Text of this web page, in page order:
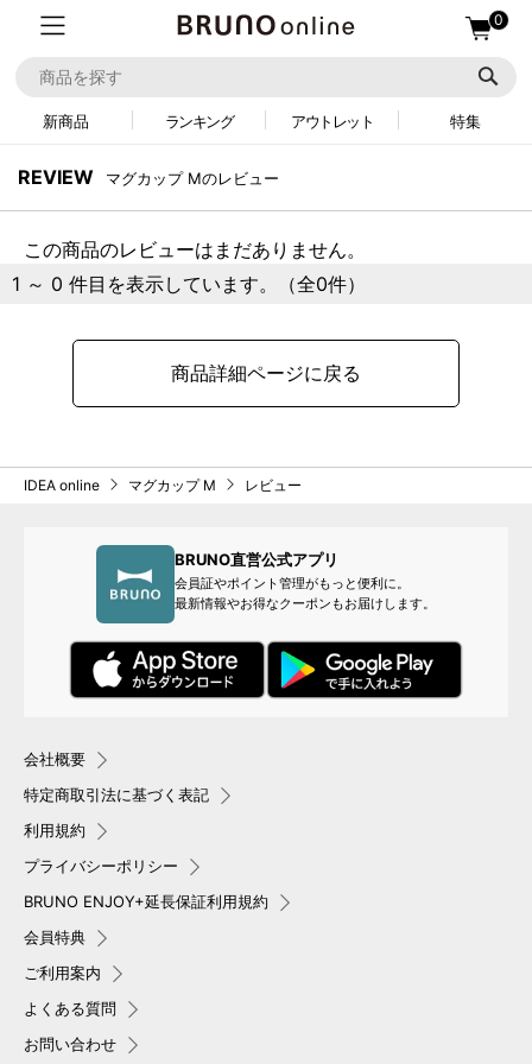
0
新商品 ランキング アウトレット 特集
REVIEW マグカップ Mのレビュー
この商品のレビューはまだありません。
1 ～ 0 件目を表示しています。（全0件）
商品詳細ページに戻る
IDEA online マグカップ M レビュー
BRUNO直営公式アプリ
会員証やポイント管理がもっと便利に。
最新情報やお得なクーポンもお届けします。
会社概要
特定商取引法に基づく表記
利用規約
プライバシーポリシー
BRUNO ENJOY+延長保証利用規約
会員特典
ご利用案内
よくある質問
お問い合わせ